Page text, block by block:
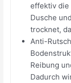
effektiv die
Dusche
trocknet,
Anti-
Reibung
Dadurch